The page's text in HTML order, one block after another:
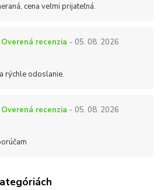
cena veľmi prijateľná.
Overená recenzia - 05. 08. 2026
rýchle odoslanie.
Overená recenzia - 05. 08. 2026